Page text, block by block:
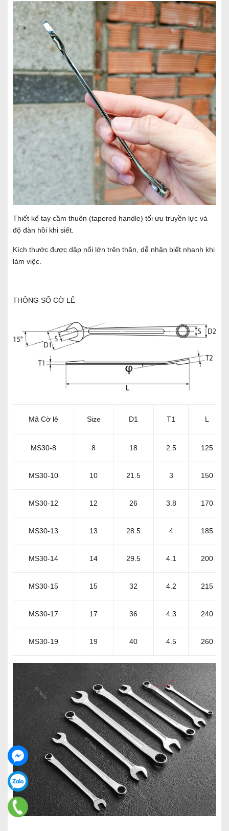
Thiết kế tay cầm thuôn (tapered handle) tối ưu truyền lực và
độ đàn hồi khi siết.
Kích thước được dập nổi lớn trên thân, dễ nhận biết nhanh khi
làm việc.
THÔNG SỐ CỜ LÊ
Mã Cờ lê Size D1 T1 L
MS30-8 8 18 2.5 125
MS30-10 10 21.5 3 150
MS30-12 12 26 3.8 170
MS30-13 13 28.5 4 185
MS30-14 14 29.5 4.1 200
MS30-15 15 32 4.2 215
MS30-17 17 36 4.3 240
MS30-19 19 40 4.5 260